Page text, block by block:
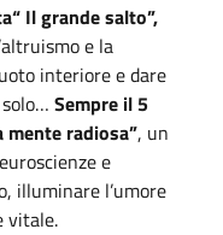
“ Il grande salto”,
e la
interiore e dare
Sempre il 5
radiosa”, un
e
illuminare l’umore
vitale.